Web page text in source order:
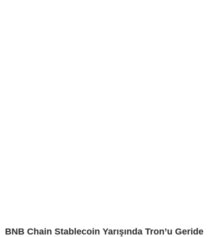
BNB Chain Stablecoin Yarışında Tron’u Geride